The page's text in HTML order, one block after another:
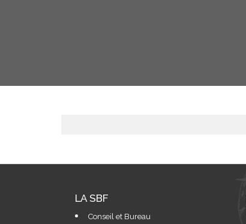
LA SBF
Conseil et Bureau